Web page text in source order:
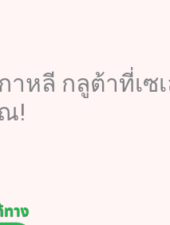
าหลี กลูต้าที่เซ
!